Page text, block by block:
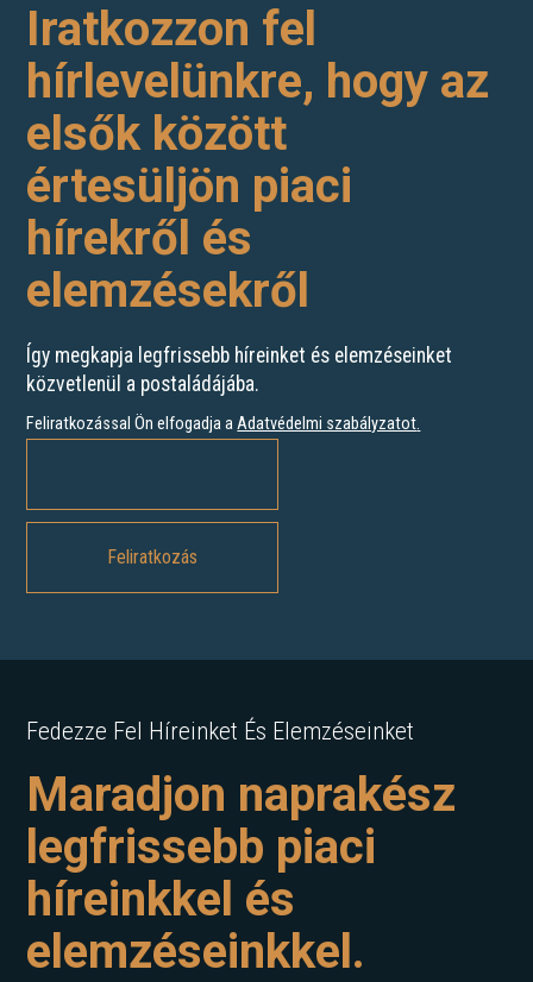
Iratkozzon fel
hírlevelünkre, hogy az
elsők között
értesüljön piaci
hírekről és
elemzésekről
Így megkapja legfrissebb híreinket és elemzéseinket
közvetlenül a postaládájába.
Feliratkozással Ön elfogadja aAdatvédelmi szabályzatot.
Fedezze Fel Híreinket És Elemzéseinket
Maradjon naprakész
legfrissebb piaci
híreinkkel és
elemzéseinkkel.